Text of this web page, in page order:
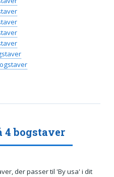
4 bogstaver
der passer til 'By usa' i dit